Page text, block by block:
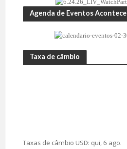
Agenda de Eventos Acontece
Taxa de câmbio
Taxas de câmbio USD: qui, 6 ago.